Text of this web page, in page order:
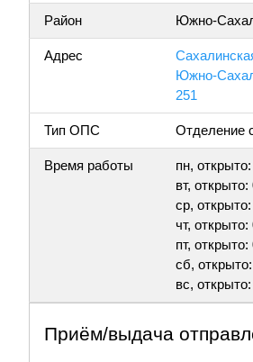
Район Южно-
Адрес
Южно-
251
Тип ОПС Отделение
Время работы
пн,
вт,
ср,
чт,
пт,
сб,
вс,
Приём/выдача